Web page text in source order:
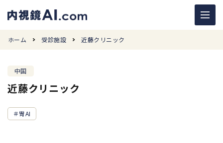
ホーム 受診施設 近藤クリニック
中国
近藤クリニック
胃AI